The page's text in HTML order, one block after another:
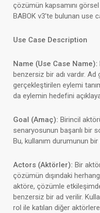
çözümün kapsamını
BABOK v3’te bulunan use
Use Case Description
Name (Use Case Name):
benzersiz bir adı vardır.
gerçekleştirilen eylemi
da eylemin hedefini
Goal (Amaç): Birincil
senaryosunun başarılı bir
Bu, kullanım durumunun
Actors (Aktörler): Bir
çözümün dışındaki
aktöre, çözümle
benzersiz bir ad verilir.
rol ile katılan diğer